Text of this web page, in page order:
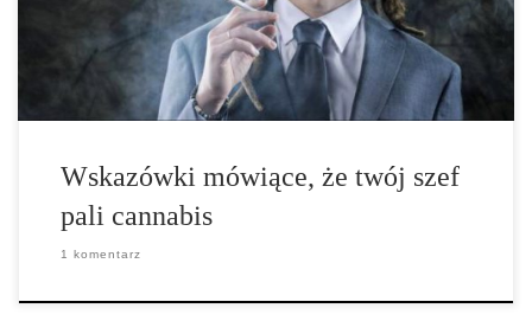
Wskazówki mówiące, że twój szef
pali cannabis
1 komentarz